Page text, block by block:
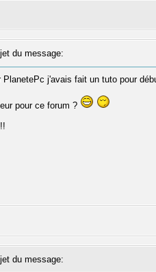
du message:
j'avais fait un tuto pour
pour ce forum ?
du message: